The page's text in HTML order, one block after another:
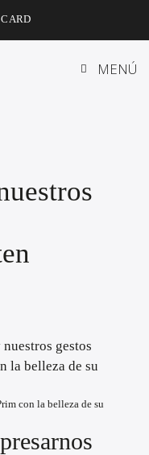
MENÚ
con la belleza de su